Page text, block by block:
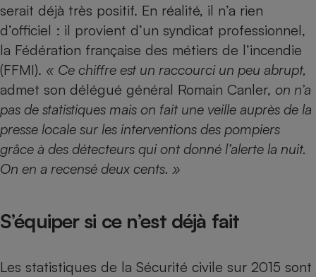
serait déjà très positif. En réalité, il n’a rien
d’officiel : il provient d’un syndicat professionnel,
la Fédération française des métiers de l’incendie
(FFMI). « Ce chiffre est un raccourci un peu abrupt,
admet son délégué général Romain Canler, on n’a
pas de statistiques mais on fait une veille auprès de la
presse locale sur les interventions des pompiers
grâce à des détecteurs qui ont donné l’alerte la nuit.
On en a recensé deux cents. »
S’équiper si ce n’est déjà fait
Les statistiques de la Sécurité civile sur 2015 sont
bouteille
Banque
Lave-linge
induction
Téléviseur
Téléphone mobile -
Matelas
Antimoustique